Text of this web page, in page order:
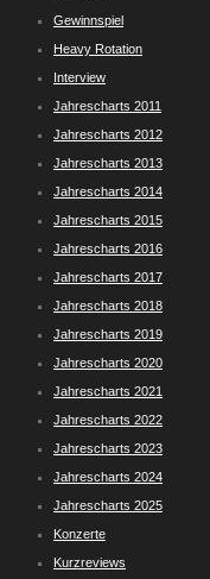
Gewinnspiel
Heavy Rotation
Interview
Jahrescharts 2011
Jahrescharts 2012
Jahrescharts 2013
Jahrescharts 2014
Jahrescharts 2015
Jahrescharts 2016
Jahrescharts 2017
Jahrescharts 2018
Jahrescharts 2019
Jahrescharts 2020
Jahrescharts 2021
Jahrescharts 2022
Jahrescharts 2023
Jahrescharts 2024
Jahrescharts 2025
Konzerte
Kurzreviews